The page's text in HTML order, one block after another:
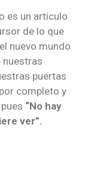
es un artículo
de lo que
nuevo mundo
nuestras
puertas
completo y
“No hay
ver”.